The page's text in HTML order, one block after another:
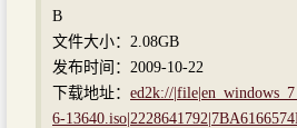
B
文件大小：2.08GB
发布时间：2009-10-22
下载地址： ed2k://
6-